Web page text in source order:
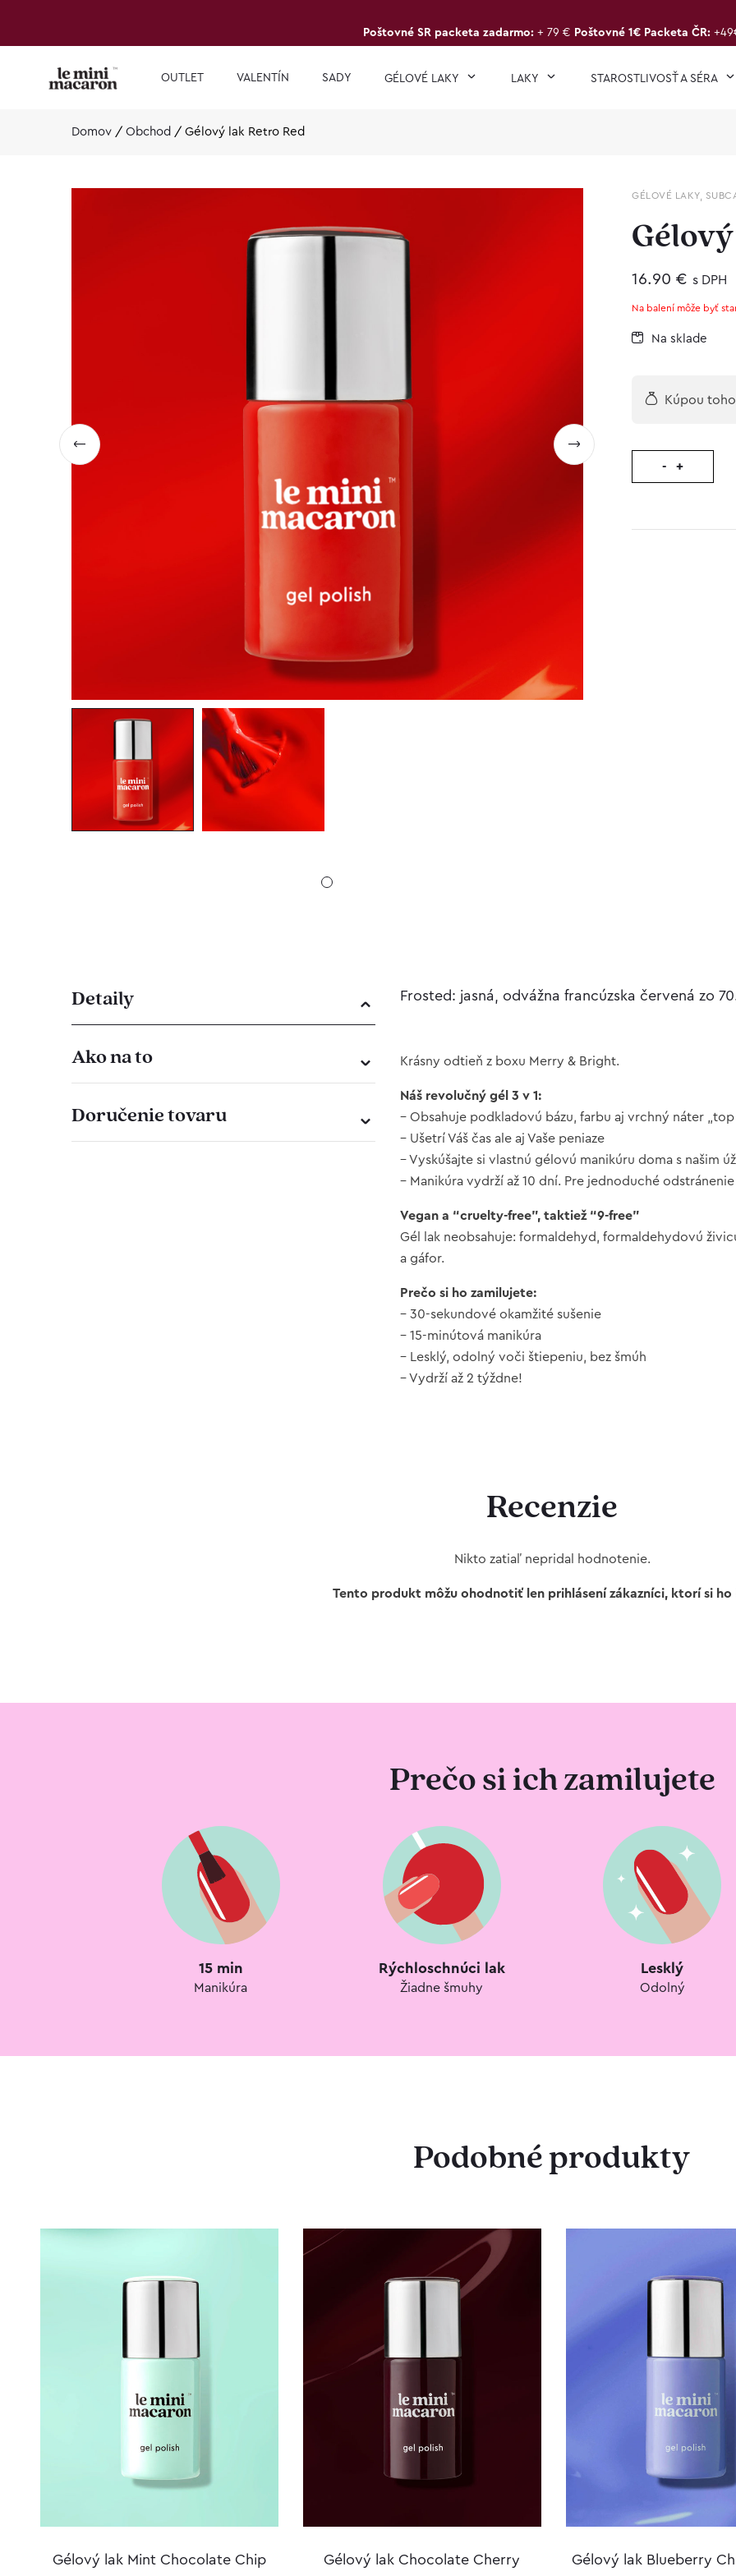
Poštovné SR packeta zadarmo: + 79 € Poštovné 1€ Packeta ČR:
OUTLET VALENTÍN SADY GÉLOVÉ LAKY LAKY STAROSTLIVOSŤ A SÉRA
Domov / Obchod / Gélový lak Retro Red
GÉLOVÉ LAKY,
16.90€ s DPH
Na balení môže byť
Na sklade
Kúpou
- +
Detaily
Ako na to
Doručenie tovaru
Frosted: jasná, odvážna francúzska červená zo
Krásny odtieň z boxu Merry & Bright.
Náš revolučný gél 3 v 1:
– Obsahuje podkladovú bázu, farbu aj vrchný náter „top
– Ušetrí Váš čas ale aj Vaše peniaze
– Vyskúšajte si vlastnú gélovú manikúru doma s našim
– Manikúra vydrží až 10 dní. Pre jednoduché
Vegan a “cruelty-free”, taktiež “9-free”
Gél lak neobsahuje: formaldehyd, formaldehydovú
a gáfor.
Prečo si ho zamilujete:
– 30-sekundové okamžité sušenie
– 15-minútová manikúra
– Lesklý, odolný voči štiepeniu, bez šmúh
– Vydrží až 2 týždne!
Recenzie
Nikto zatiaľ nepridal hodnotenie.
Tento produkt môžu ohodnotiť len prihlásení zákazníci, ktorí si ho
Prečo si ich zamilujete
15 min
Manikúra
Rýchloschnúci lak
Žiadne šmuhy
Lesklý
Odolný
Podobné produkty
Gélový lak Mint Chocolate Chip Gélový lak Chocolate Cherry Gélový lak Blueberry